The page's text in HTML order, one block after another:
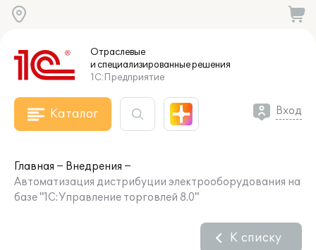
Отраслевые
и специализированныерешения
1С:Предприятие
Каталог Вход
Главная
Внедрения
Автоматизация дистрибуции электрооборудования на
базе "1С:Управление торговлей 8.0"
К списку